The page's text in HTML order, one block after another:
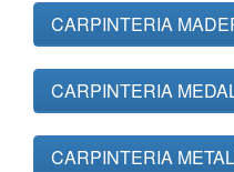
CARPINTERIA
CARPINTERIA
CARPINTERIA